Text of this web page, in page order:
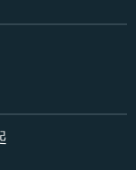
領。9月には米韓
連軍の反撃を期
にはソウル奪
撤退。
ないことを条件